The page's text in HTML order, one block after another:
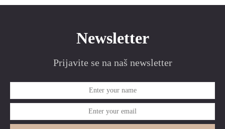
Newsletter
Prijavite se na naš newsletter